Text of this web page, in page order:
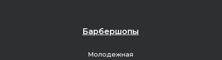
Барбершопы
Молодежная